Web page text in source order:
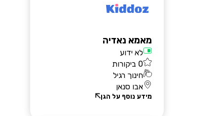
מאמא נאדיה
לא ידוע
0 ביקורות
חינוך רגיל
אבו סנאן
מידע נוסף על הגן